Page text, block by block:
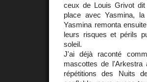
ceux de Louis Grivot dit
place avec Yasmina,
Yasmina remonta
leurs risques et périls
soleil.
J'ai déjà raconté
mascottes de
répétitions des Nuits